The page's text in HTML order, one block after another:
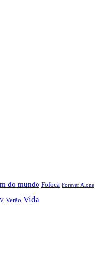
do mundo Fofoca Forever Alone
Verão Vida